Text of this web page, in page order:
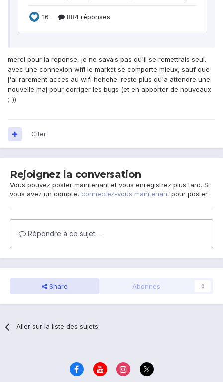
merci pour la reponse, je ne savais pas qu'il se remettrais seul.
avec une connexion wifi le market se comporte mieux, sauf que
j'ai rarement acces au wifi hehehe. reste plus qu'a attendre une
nouvelle maj pour corriger les bugs (et en apporter de nouveaux
;-))
Citer
Rejoignez la conversation
Vous pouvez poster maintenant et vous enregistrez plus tard. Si
vous avez un compte, connectez-vous maintenant pour poster.
Répondre à ce sujet…
Share Abonnés 0
Aller sur la liste des sujets